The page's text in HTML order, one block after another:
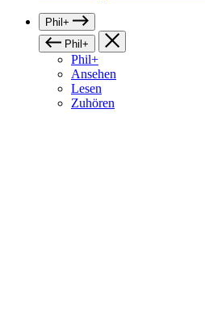
Phil+
Phil+
Phil+
Ansehen
Lesen
Zuhören